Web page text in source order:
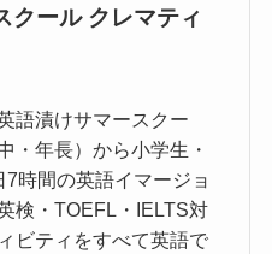
クール クレマティ
語漬けサマースクー
・年長）から小学生・
時間の英語イマージョ
検・TOEFL・IELTS対
ビティをすべて英語で